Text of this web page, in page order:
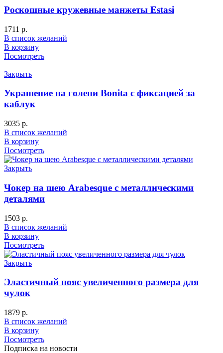
Роскошные кружевные манжеты Еstasi
1711 р.
В список желаний
В корзину
Посмотреть
Закрыть
Украшение на голени Bonita с фиксацией за
каблук
3035 р.
В список желаний
В корзину
Посмотреть
Закрыть
Чокер на шею Arabesque с металлическими
деталями
1503 р.
В список желаний
В корзину
Посмотреть
Закрыть
Эластичный пояс увеличенного размера для
чулок
1879 р.
В список желаний
В корзину
Посмотреть
Подписка на новости